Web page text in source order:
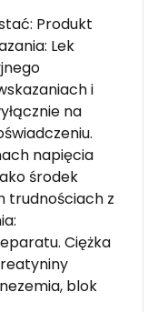
Produkt
Lek
i
na
napięcia
środek
trudnościach z
Ciężka
blok